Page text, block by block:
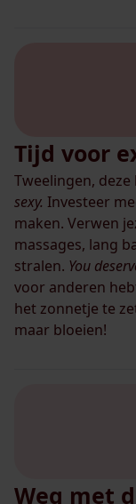
Tijd voor
Tweelingen,
sexy. Investeer
maken. Verwen
massages, lang
stralen. You
voor anderen
het zonnetje te
maar bloeien!
Weg met